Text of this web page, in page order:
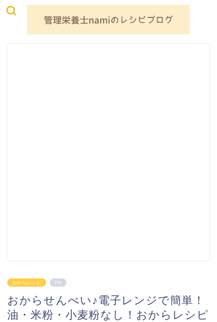
おからレシピ PR
おからせんべい♪電子レンジで簡単！
油・米粉・小麦粉なし！おからレシピ